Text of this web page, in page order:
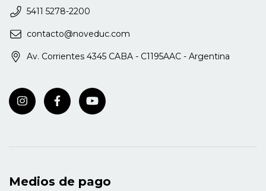
5411 5278-2200
contacto@noveduc.com
Av. Corrientes 4345 CABA - C1195AAC - Argentina
Medios de pago